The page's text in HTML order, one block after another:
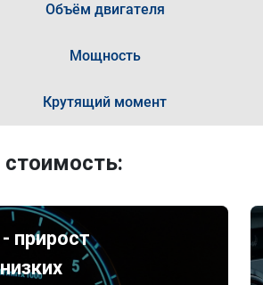
Объём двигателя
Мощность
Крутящий момент
прирост